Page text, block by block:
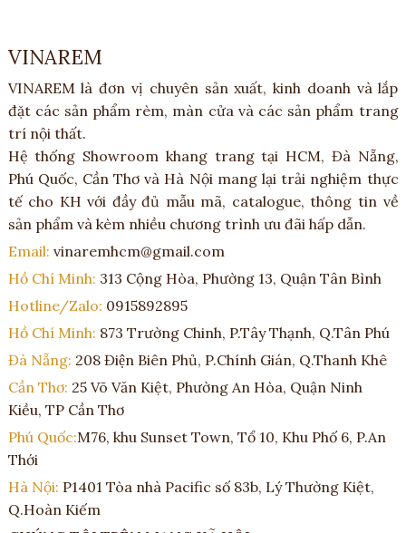
VINAREM
VINAREM là đơn vị chuyên sản xuất, kinh doanh và lắp
đặt các sản phẩm rèm, màn cửa và các sản phẩm trang
trí nội thất.
Hệ thống Showroom khang trang tại HCM, Đà Nẵng,
Phú Quốc, Cần Thơ và Hà Nội mang lại trải nghiệm thực
tế cho KH với đầy đủ mẫu mã, catalogue, thông tin về
sản phẩm và kèm nhiều chương trình ưu đãi hấp dẫn.
Email: vinaremhcm@gmail.com
Hồ Chí Minh: 313 Cộng Hòa, Phường 13, Quận Tân Bình
Hotline/Zalo: 0915892895
Hồ Chí Minh: 873 Trường Chinh, P.Tây Thạnh, Q.Tân Phú
Đà Nẵng: 208 Điện Biên Phủ, P.Chính Gián, Q.Thanh Khê
Cần Thơ: 25 Võ Văn Kiệt, Phường An Hòa, Quận Ninh
Kiều, TP Cần Thơ
Phú Quốc:M76, khu Sunset Town, Tổ 10, Khu Phố 6, P.An
Thới
Hà Nội: P1401 Tòa nhà Pacific số 83b, Lý Thường Kiệt,
Q.Hoàn Kiếm